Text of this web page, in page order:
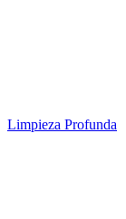
Limpieza Profunda